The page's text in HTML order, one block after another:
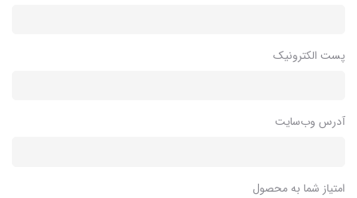
پست الکترونیک
آدرس وب‌سایت
امتیاز شما به محصول